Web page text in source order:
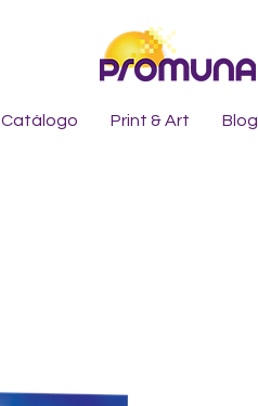
Catálogo Print & Art Blog